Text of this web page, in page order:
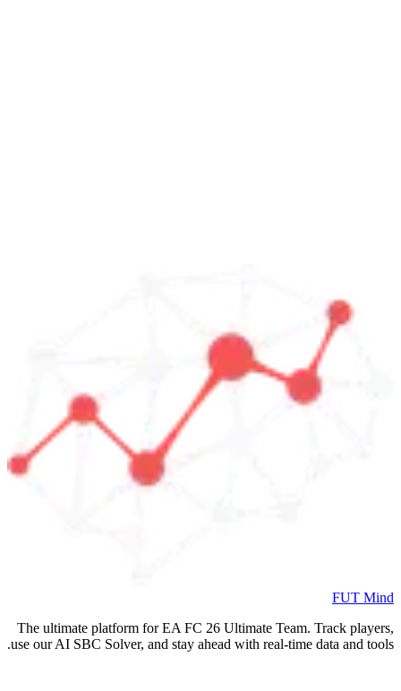
FUT Mind
The ultimate platform for EA FC 26 Ultimate Team. Track players,
use our AI SBC Solver, and stay ahead with real-time data and tools.